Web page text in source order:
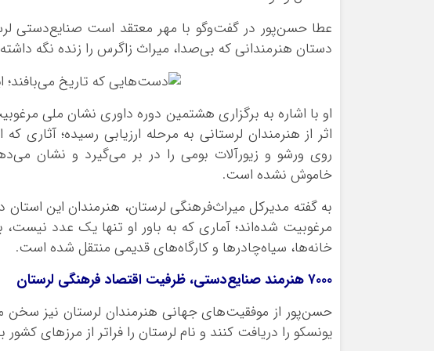
عطا حسن‌پور در گفت‌وگو با مهر معتقد است صنایع‌دستی
دستان هنرمندانی که بی‌صدا، میراث زاگرس را زنده نگه
اثر از هنرمندان لرستانی به مرحله ارزیابی رسیده؛
روی ورشو و زیورآلات بومی را در بر می‌گیرد و نشان
خاموش نشده است.
مرغوبیت شده‌اند؛ آماری که به باور او تنها یک عدد
خانه‌ها، سیاه‌چادرها و کارگاه‌های قدیمی منتقل شده است.
۷۰۰۰ هنرمند صنایع‌دستی، ظرفیت اقتصاد فرهنگی لرستان
حسن‌پور از موفقیت‌های جهانی هنرمندان لرستان نیز سخن
یونسکو را دریافت کنند و نام لرستان را فراتر از مرزهای کشور